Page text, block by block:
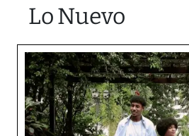
Lo Nuevo